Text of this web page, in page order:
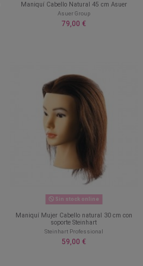
Maniquí Cabello Natural 45 cm Asuer
Asuer Group
79,00 €
Sin stock online
Maniquí Mujer Cabello natural 30 cm con
soporte Steinhart
Steinhart Professional
59,00 €